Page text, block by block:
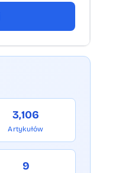
3,106
Artykułów
9